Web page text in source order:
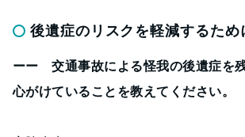
後遺症のリスクを軽減するた
ーー 交通事故による怪我の後遺症を残
心がけていることを教えてください。